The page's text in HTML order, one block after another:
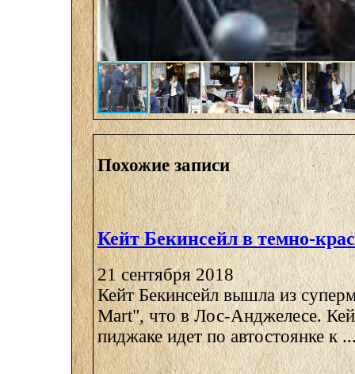
Похожие записи
Кейт Бекинсейл в темно-
21 сентября 2018
Кейт Бекинсейл вышла из
Mart", что в Лос-Анджелесе.
пиджаке идет по автостоянке к